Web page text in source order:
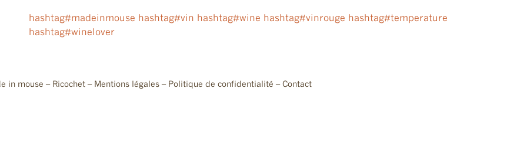
hashtag#madeinmouse hashtag#vin hashtag#wine hashtag#vinrouge hashtag#temperature
hashtag#winelover
in mouse – Ricochet – Mentions légales – Politique de confidentialité – Contact